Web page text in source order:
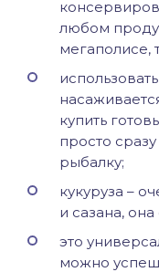
любом
мегаполисе,
купить
просто
рыбалку;
кукуруза –
и сазана,
это
можно